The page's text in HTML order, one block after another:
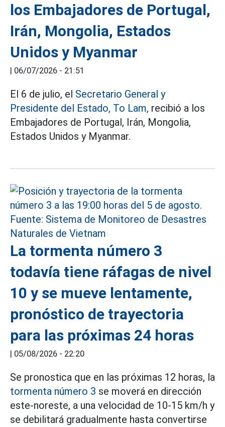
los Embajadores de Portugal,
Irán, Mongolia, Estados
Unidos y Myanmar
| 06/07/2026 - 21:51
El 6 de julio, el Secretario General y
Presidente del Estado, To Lam, recibió a los
Embajadores de Portugal, Irán, Mongolia,
Estados Unidos y Myanmar.
La tormenta número 3
todavía tiene ráfagas de nivel
10 y se mueve lentamente,
pronóstico de trayectoria
para las próximas 24 horas
| 05/08/2026 - 22:20
Se pronostica que en las próximas 12 horas, la
tormenta número 3 se moverá en dirección
este-noreste, a una velocidad de 10-15 km/h y
se debilitará gradualmente hasta convertirse